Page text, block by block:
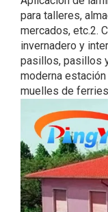
para talleres,
mercados, etc.2.
invernadero y
pasillos, pasillos
moderna
muelles de